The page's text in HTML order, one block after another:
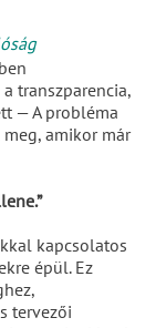
transzparencia,
— A probléma
amikor már
kapcsolatos
épül. Ez
tervezői